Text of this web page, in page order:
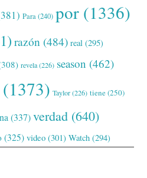
Para(240) por (1336)
razón (484) real (295)
revela(226) season (462)
(1373) Taylor(226) tiene(250)
(337) verdad (640)
(325) video (301) Watch (294)